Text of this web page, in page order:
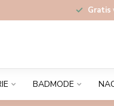
Gratis
BADMODE